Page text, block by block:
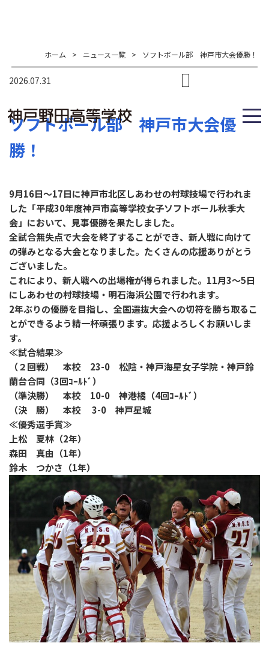
ホーム > ニュース一覧 > ソフトボール部 神戸市大会優勝！
2026.07.31
ソフトボール部 神戸市大会優
勝！
9月16日～17日に神戸市北区しあわせの村球技場で行われま
した「平成30年度神戸市高等学校女子ソフトボール秋季大
会」において、見事優勝を果たしました。
全試合無失点で大会を終了することができ、新人戦に向けて
の弾みとなる大会となりました。たくさんの応援ありがとう
ございました。
これにより、新人戦への出場権が得られました。11月3～5日
にしあわせの村球技場・明石海浜公園で行われます。
2年ぶりの優勝を目指し、全国選抜大会への切符を勝ち取るこ
とができるよう精一杯頑張ります。応援よろしくお願いしま
す。
≪試合結果≫
（２回戦） 本校 23-0 松陰・神戸海星女子学院・神戸鈴
蘭台合同（3回ｺｰﾙﾄﾞ）
（準決勝） 本校 10-0 神港橘（4回ｺｰﾙﾄﾞ）
（決 勝） 本校 3-0 神戸星城
≪優秀選手賞≫
上松 夏林（2年）
森田 真由（1年）
鈴木 つかさ（1年）